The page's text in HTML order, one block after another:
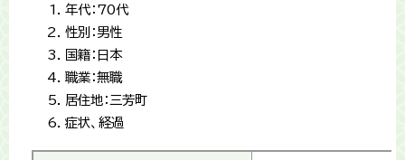
年代：70代
性別：男性
国籍：日本
職業：無職
居住地：三芳町
症状、経過